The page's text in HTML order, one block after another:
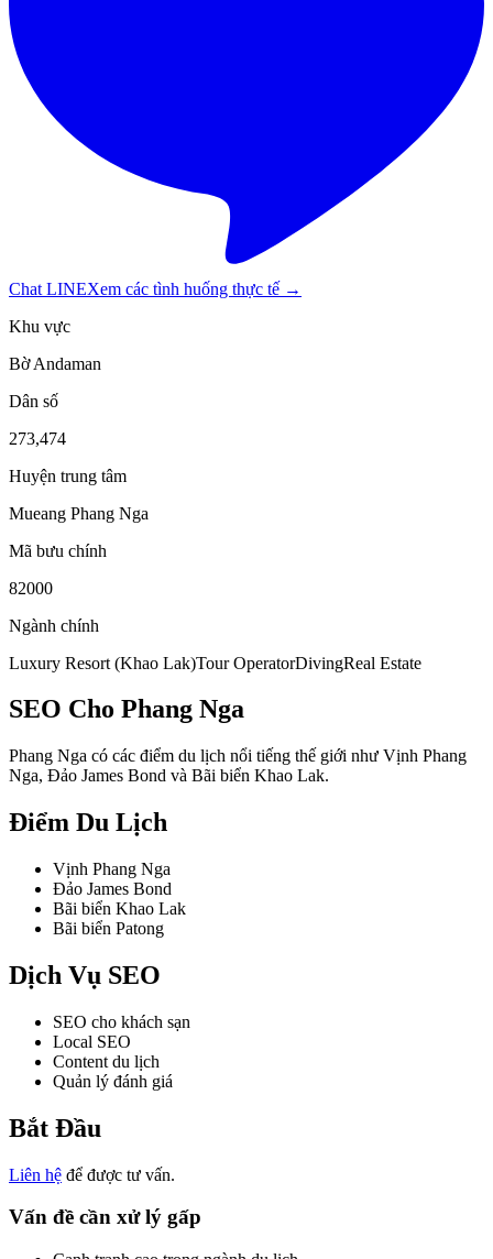
Chat LINEXem các tình huống thực tế →
Khu vực
Bờ Andaman
Dân số
273,474
Huyện trung tâm
Mueang Phang Nga
Mã bưu chính
82000
Ngành chính
Luxury Resort (Khao Lak)Tour OperatorDivingReal Estate
SEO Cho Phang Nga
Phang Nga có các điểm du lịch nổi tiếng thế giới như Vịnh Phang
Nga, Đảo James Bond và Bãi biển Khao Lak.
Điểm Du Lịch
Vịnh Phang Nga
Đảo James Bond
Bãi biển Khao Lak
Bãi biển Patong
Dịch Vụ SEO
SEO cho khách sạn
Local SEO
Content du lịch
Quản lý đánh giá
Bắt Đầu
Liên hệ để được tư vấn.
Vấn đề cần xử lý gấp